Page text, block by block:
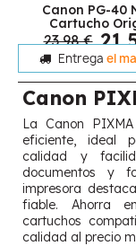
Canon PG-40
Cartucho
23,98 €
Entrega el
Canon
La Canon
eficiente, ideal
calidad y
documentos y
impresora
fiable. Ahorra
cartuchos
calidad al precio